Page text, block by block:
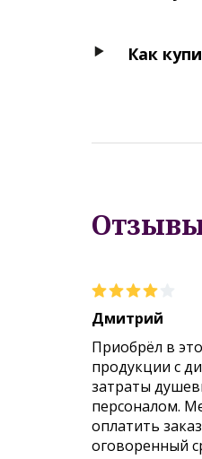
Как
Дмитрий
Приобрёл в
продукции с
затраты
персоналом.
оплатить
оговоренный